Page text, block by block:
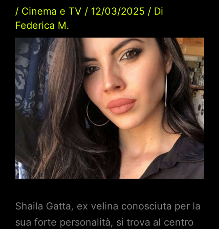
/ Cinema e TV / 12/03/2025 / Di
Federica M.
Shaila Gatta, ex velina conosciuta per la
sua forte personalità, si trova al centro